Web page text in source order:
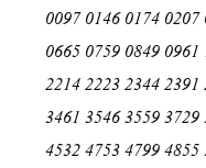
0097 0146 0174
0665 0759 0849
2214 2223 2344
3461 3546 3559
4532 4753 4799